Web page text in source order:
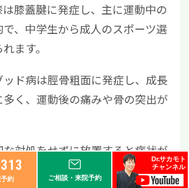
約 ご相談・来院予約
Dr.サカモト
チャンネル
膝蓋腱に発症し、主に運動中の
、中学生から成人のスポーツ選
ます。
ド病は脛骨粗面に発症し、成長
く、運動後の痛みや骨の突出が
対処をせずに放置すると症状が
あるため、早期発見・早期治療